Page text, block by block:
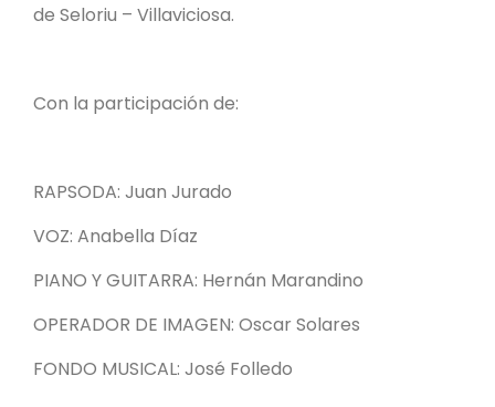
de Seloriu – Villaviciosa.
Con la participación de:
RAPSODA: Juan Jurado
VOZ: Anabella Díaz
PIANO Y GUITARRA: Hernán Marandino
OPERADOR DE IMAGEN: Oscar Solares
FONDO MUSICAL: José Folledo